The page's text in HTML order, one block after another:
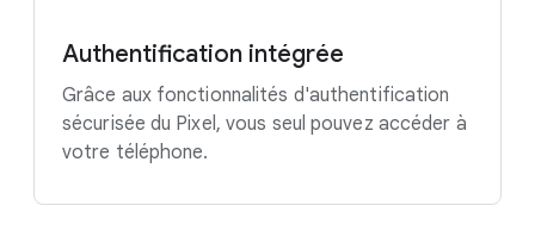
Authentification intégrée
Grâce aux fonctionnalités d'authentification
sécurisée du Pixel, vous seul pouvez accéder à
votre téléphone.